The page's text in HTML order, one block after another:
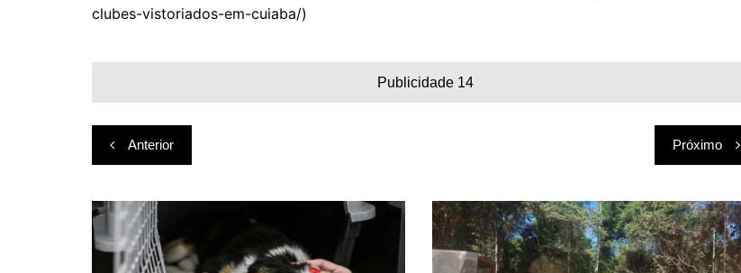
clubes-vistoriados-em-cuiaba/)
Publicidade 14
Navegação
de
Post
Anterior Próximo